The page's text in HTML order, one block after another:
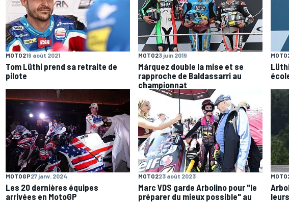
MOTO219 août 2021
Tom Lüthi prend sa retraite de
pilote
MOTO23 juin 2019
Márquez double la mise et se
rapproche de Baldassarri au
championnat
MOTOGP27 janv. 2024
Les 20 dernières équipes
arrivées en MotoGP
MOTO223 août 2023
Marc VDS garde Arbolino pour "le
préparer du mieux possible" au